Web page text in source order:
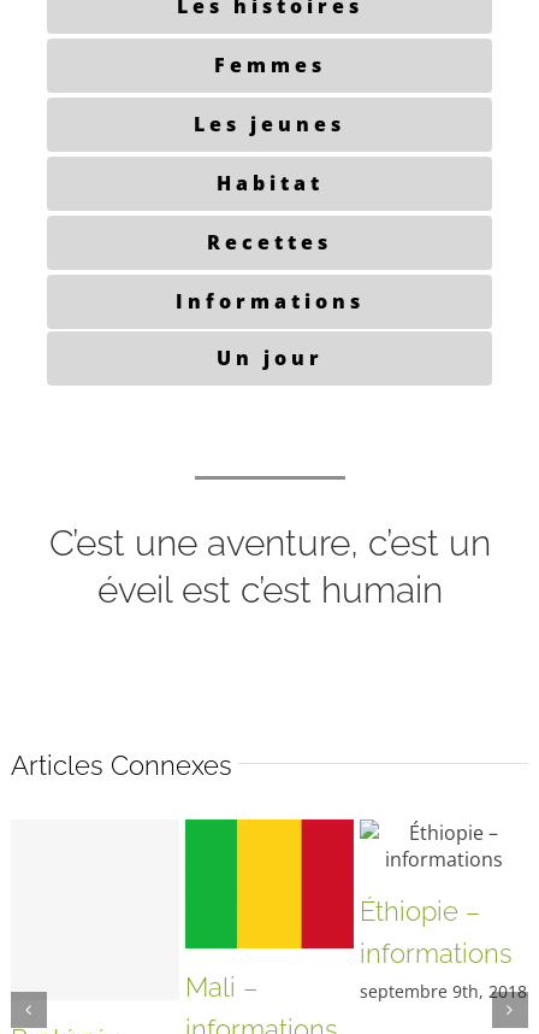
Les histoires
Femmes
Les jeunes
Habitat
Recettes
Informations
Un jour
C’est une aventure, c’est un
éveil est c’est humain
Articles Connexes
Mali –
Éthiopie –
informations
septembre 9th, 2018